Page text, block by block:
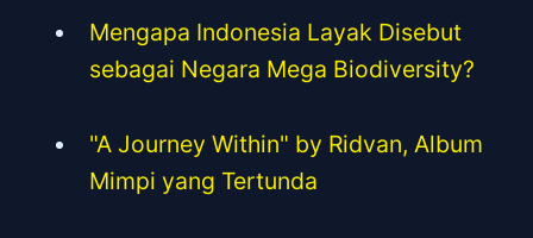
Mengapa Indonesia Layak Disebut
sebagai Negara Mega Biodiversity?
"A Journey Within" by Ridvan, Album
Mimpi yang Tertunda